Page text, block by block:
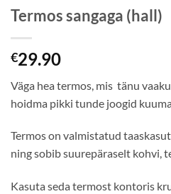
Termos sangaga (hall)
€29.90
Väga hea termos, mis tänu
hoidma pikki tunde joogid
Termos on valmistatud
ning sobib suurepäraselt kohvi,
Kasuta seda termost kontoris